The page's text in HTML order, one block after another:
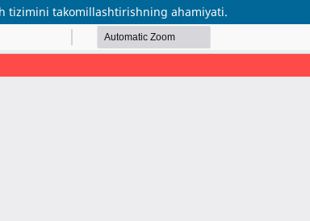
tizimini takomillashtirishning ahamiyati.